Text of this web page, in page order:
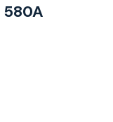
580A